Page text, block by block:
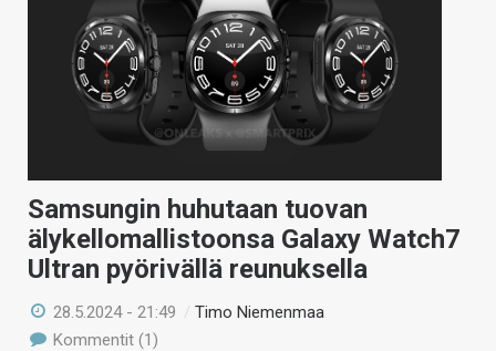
Samsungin huhutaan tuovan
älykellomallistoonsa Galaxy Watch7
Ultran pyörivällä reunuksella
28.5.2024 - 21:49 /Timo Niemenmaa
Kommentit (1)